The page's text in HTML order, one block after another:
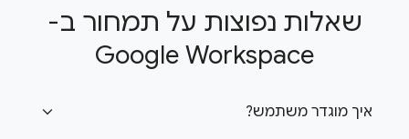
שאלות נפוצות על תמחור ב-
Google Workspace
איך מוגדר משתמש? expand_more